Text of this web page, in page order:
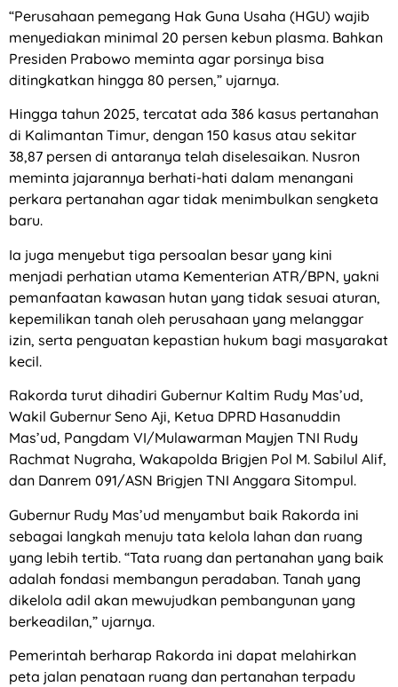
“Perusahaan pemegang Hak Guna Usaha (HGU) wajib
menyediakan minimal 20 persen kebun plasma. Bahkan
Presiden Prabowo meminta agar porsinya bisa
ditingkatkan hingga 80 persen,” ujarnya.
Hingga tahun 2025, tercatat ada 386 kasus pertanahan
di Kalimantan Timur, dengan 150 kasus atau sekitar
38,87 persen di antaranya telah diselesaikan. Nusron
meminta jajarannya berhati-hati dalam menangani
perkara pertanahan agar tidak menimbulkan sengketa
baru.
Ia juga menyebut tiga persoalan besar yang kini
menjadi perhatian utama Kementerian ATR/BPN, yakni
pemanfaatan kawasan hutan yang tidak sesuai aturan,
kepemilikan tanah oleh perusahaan yang melanggar
izin, serta penguatan kepastian hukum bagi masyarakat
kecil.
Rakorda turut dihadiri Gubernur Kaltim Rudy Mas’ud,
Wakil Gubernur Seno Aji, Ketua DPRD Hasanuddin
Mas’ud, Pangdam VI/Mulawarman Mayjen TNI Rudy
Rachmat Nugraha, Wakapolda Brigjen Pol M. Sabilul Alif,
dan Danrem 091/ASN Brigjen TNI Anggara Sitompul.
Gubernur Rudy Mas’ud menyambut baik Rakorda ini
sebagai langkah menuju tata kelola lahan dan ruang
yang lebih tertib. “Tata ruang dan pertanahan yang baik
adalah fondasi membangun peradaban. Tanah yang
dikelola adil akan mewujudkan pembangunan yang
berkeadilan,” ujarnya.
Pemerintah berharap Rakorda ini dapat melahirkan
peta jalan penataan ruang dan pertanahan terpadu